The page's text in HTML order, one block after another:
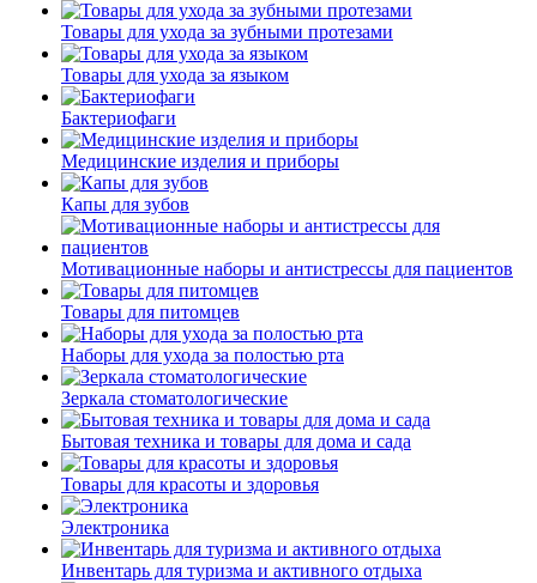
Товары для ухода за зубными протезами
Товары для ухода за языком
Бактериофаги
Медицинские изделия и приборы
Капы для зубов
Мотивационные наборы и антистрессы для пациентов
Товары для питомцев
Наборы для ухода за полостью рта
Зеркала стоматологические
Бытовая техника и товары для дома и сада
Товары для красоты и здоровья
Электроника
Инвентарь для туризма и активного отдыха